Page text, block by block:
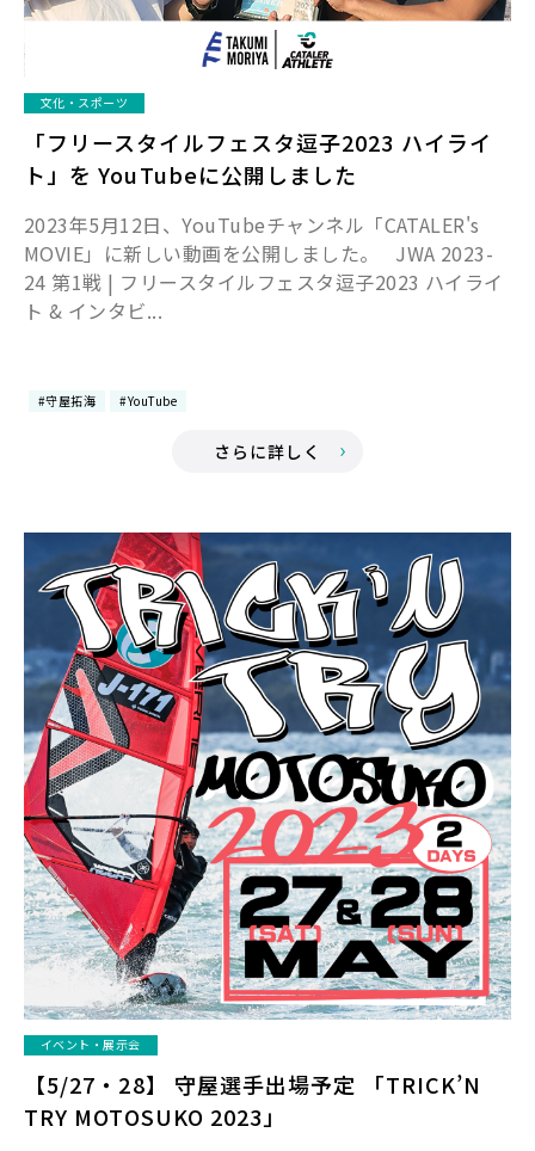
文化・スポーツ
「フリースタイルフェスタ逗子2023 ハイライ
ト」を YouTubeに公開しました
2023年5月12日、YouTubeチャンネル「CATALER's
MOVIE」に新しい動画を公開しました。 JWA 2023-
24 第1戦 | フリースタイルフェスタ逗子2023 ハイライ
ト & インタビ...
#守屋拓海 #YouTube
さらに詳しく
イベント・展示会
【5/27・28】 守屋選手出場予定 「TRICK’N
TRY MOTOSUKO 2023」